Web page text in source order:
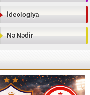
İdeologiya
Nə Nədir